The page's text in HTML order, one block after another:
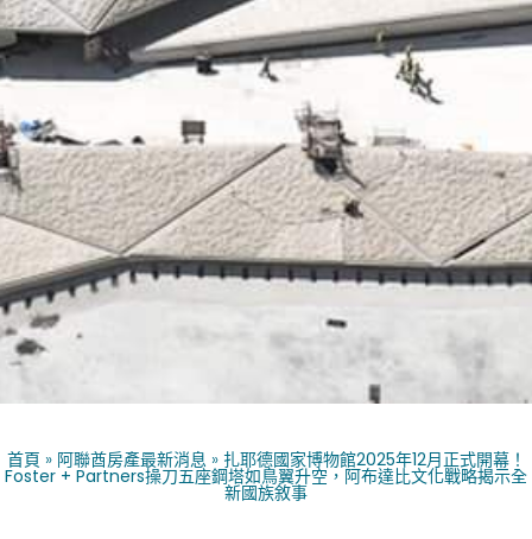
首頁 » 阿聯酋房產最新消息 » 扎耶德國家博物館2025年12月正式開幕！
Foster + Partners操刀五座鋼塔如鳥翼升空，阿布達比文化戰略揭示全
新國族敘事